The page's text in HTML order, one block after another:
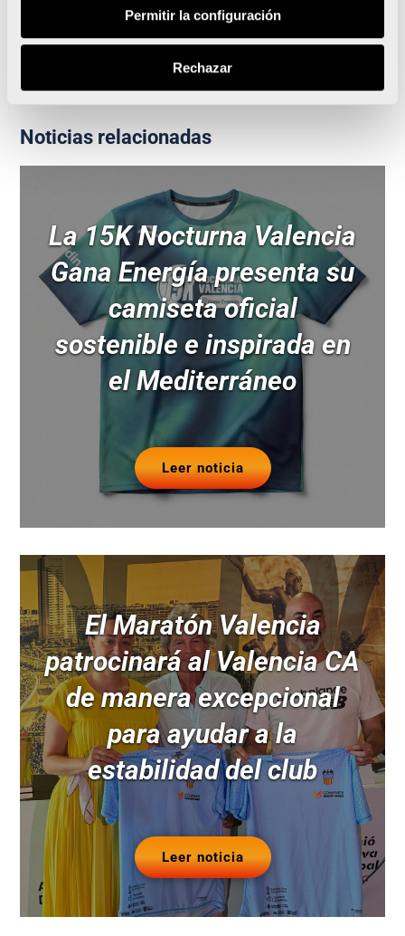
Permitir la configuración
Rechazar
participantes de ‘Valencia Contra el Cáncer’ por una
lucha solidaria
Noticias relacionadas
La 15K Nocturna Valencia
Gana Energía presenta su
camiseta oficial
sostenible e inspirada en
el Mediterráneo
Leer noticia
El Maratón Valencia
patrocinará al Valencia CA
de manera excepcional
para ayudar a la
estabilidad del club
Leer noticia